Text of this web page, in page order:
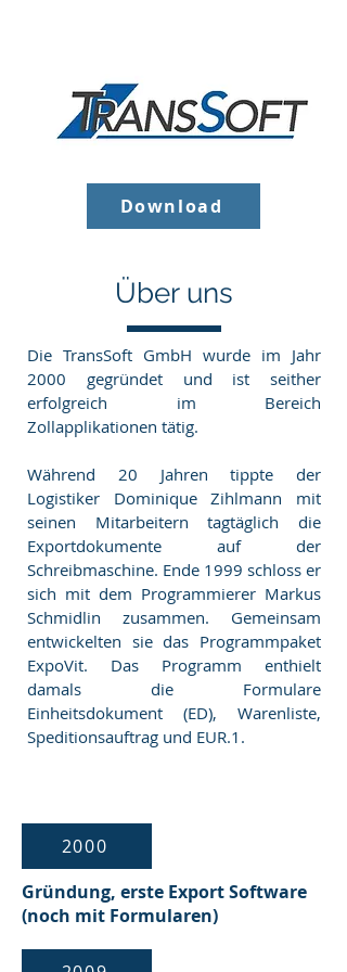
Download
Über uns
Die TransSoft GmbH wurde im Jahr
2000 gegründet und ist seither
erfolgreich im Bereich
Zollapplikationen tätig.
Während 20 Jahren tippte der
Logistiker Dominique Zihlmann mit
seinen Mitarbeitern tagtäglich die
Exportdokumente auf der
Schreibmaschine. Ende 1999 schloss er
sich mit dem Programmierer Markus
Schmidlin zusammen. Gemeinsam
entwickelten sie das Programmpaket
ExpoVit. Das Programm enthielt
damals die Formulare
Einheitsdokument (ED), Warenliste,
Speditionsauftrag und EUR.1.
2000
Gründung, erste Export Software
(noch mit Formularen)